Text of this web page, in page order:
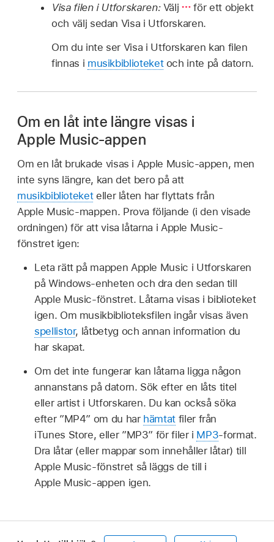
Visa filen i Utforskaren:Välj
för ett objekt
och välj sedan Visa i Utforskaren.
Om du inte ser Visa i Utforskaren kan filen
finnas i musikbiblioteketoch inte på datorn.
Om en låt inte längre visas i
Apple Music-appen
Om en låt brukade visas i Apple Music-appen, men
inte syns längre, kan det bero på att
musikbiblioteketeller låten har flyttats från
Apple Music-mappen. Prova följande (i den visade
ordningen) för att visa låtarna i Apple Music-
fönstret igen:
Leta rätt på mappen Apple Music i Utforskaren
på Windows-enheten och dra den sedan till
Apple Music-fönstret. Låtarna visas i biblioteket
igen. Om musikbiblioteksfilen ingår visas även
spellistor, låtbetyg och annan information du
har skapat.
Om det inte fungerar kan låtarna ligga någon
annanstans på datorn. Sök efter en låts titel
eller artist i Utforskaren. Du kan också söka
efter ”MP4” om du har hämtat filer från
iTunes Store, eller ”MP3” för filer i MP3-format.
Dra låtar (eller mappar som innehåller låtar) till
Apple Music-fönstret så läggs de till i
Apple Music-appen igen.